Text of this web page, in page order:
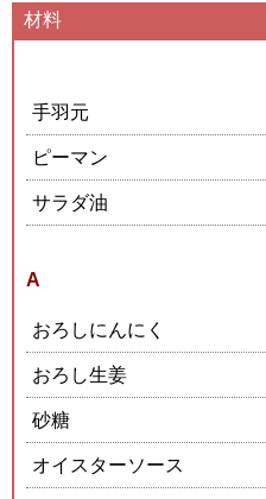
材料
手羽元
ピーマン
サラダ油
A
おろしにんにく
おろし生姜
砂糖
オイスターソース